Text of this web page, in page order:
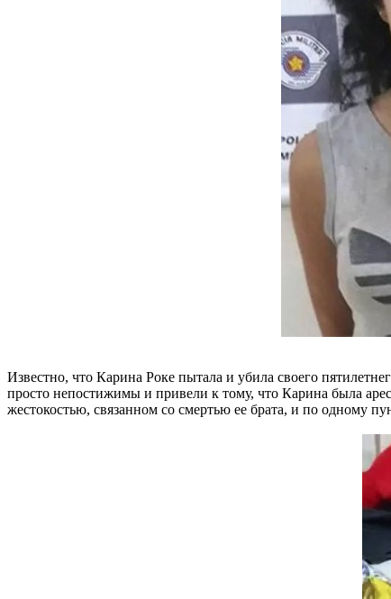
Известно, что Карина Роке пытала и убила своего
просто непостижимы и привели к тому, что Карина была
жестокостью, связанном со смертью ее брата, и по одному